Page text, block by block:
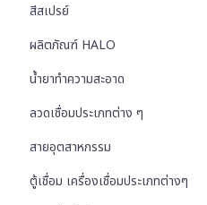
สีสเปรย์
ผลิตภัณฑ์ HALO
น้ำยาทำความสะอาด
ลวดเชื่อมประเภทต่าง ๆ
สายอุตสาหกรรม
ตู้เชื่อม เครื่องเชื่อมประเภทต่างๆ